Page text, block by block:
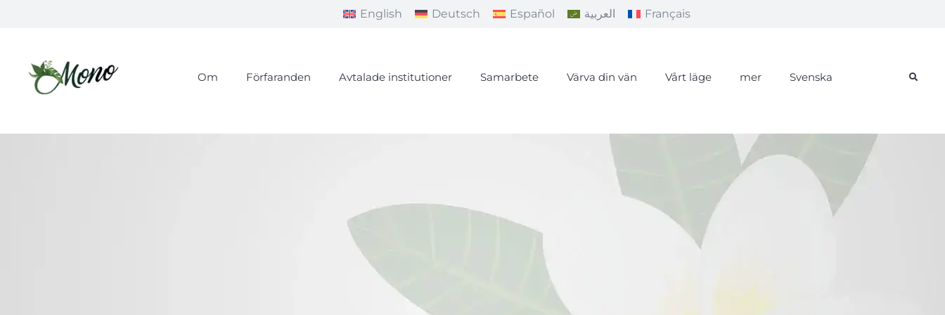
English Deutsch Español العربية Français
Om Förfaranden Avtalade institutioner Samarbete Värva din vän Vårt läge mer Svenska